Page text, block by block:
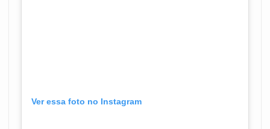
Ver essa foto no Instagram